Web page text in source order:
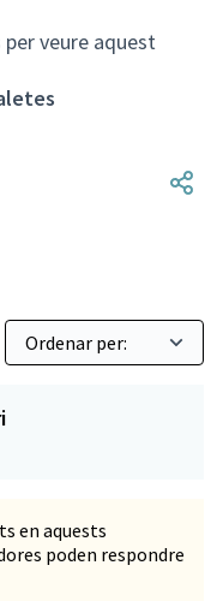
veure aquest
en aquests
poden respondre